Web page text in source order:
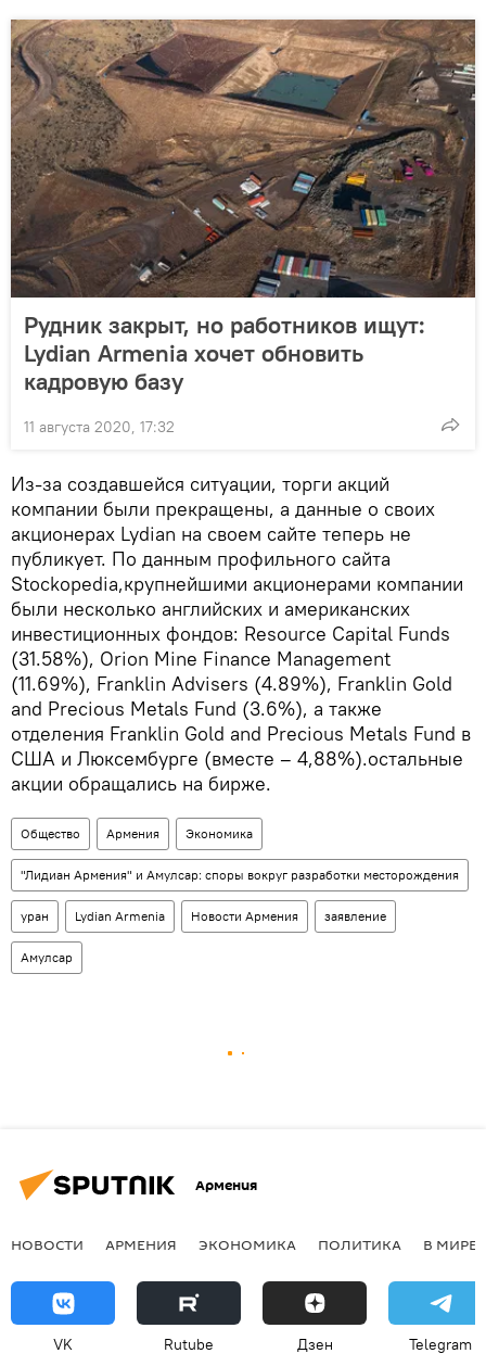
Рудник закрыт, но работников ищут:
Lydian Armenia хочет обновить
кадровую базу
11 августа 2020, 17:32
Из-за создавшейся ситуации, торги акций
компании были прекращены, а данные о своих
акционерах Lydian на своем сайте теперь не
публикует. По данным профильного сайта
Stockopedia,крупнейшими акционерами компании
были несколько английских и американских
инвестиционных фондов: Resource Capital Funds
(31.58%), Orion Mine Finance Management
(11.69%), Franklin Advisers (4.89%), Franklin Gold
and Precious Metals Fund (3.6%), а также
отделения Franklin Gold and Precious Metals Fund в
США и Люксембурге (вместе – 4,88%).остальные
акции обращались на бирже.
Общество Армения Экономика
"Лидиан Армения" и Амулсар: споры вокруг разработки месторождения
уран Lydian Armenia Новости Армения заявление
Амулсар
Армения
НОВОСТИ АРМЕНИЯ ЭКОНОМИКА ПОЛИТИКА В МИРЕ
VK Rutube Дзен Telegram